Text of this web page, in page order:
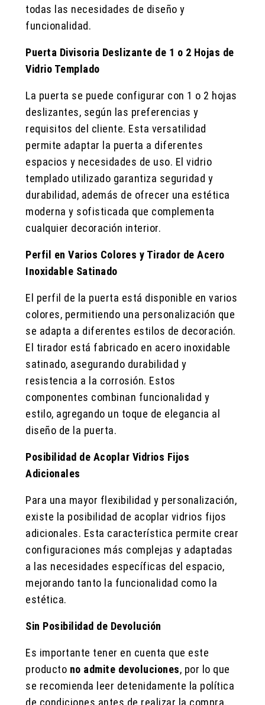
todas las necesidades de diseño y
funcionalidad.
Puerta Divisoria Deslizante de 1 o 2 Hojas de
Vidrio Templado
La puerta se puede configurar con 1 o 2 hojas
deslizantes, según las preferencias y
requisitos del cliente. Esta versatilidad
permite adaptar la puerta a diferentes
espacios y necesidades de uso. El vidrio
templado utilizado garantiza seguridad y
durabilidad, además de ofrecer una estética
moderna y sofisticada que complementa
cualquier decoración interior.
Perfil en Varios Colores y Tirador de Acero
Inoxidable Satinado
El perfil de la puerta está disponible en varios
colores, permitiendo una personalización que
se adapta a diferentes estilos de decoración.
El tirador está fabricado en acero inoxidable
satinado, asegurando durabilidad y
resistencia a la corrosión. Estos
componentes combinan funcionalidad y
estilo, agregando un toque de elegancia al
diseño de la puerta.
Posibilidad de Acoplar Vidrios Fijos
Adicionales
Para una mayor flexibilidad y personalización,
existe la posibilidad de acoplar vidrios fijos
adicionales. Esta característica permite crear
configuraciones más complejas y adaptadas
a las necesidades específicas del espacio,
mejorando tanto la funcionalidad como la
estética.
Sin Posibilidad de Devolución
Es importante tener en cuenta que este
producto no admite devoluciones, por lo que
se recomienda leer detenidamente la política
de condiciones antes de realizar la compra.